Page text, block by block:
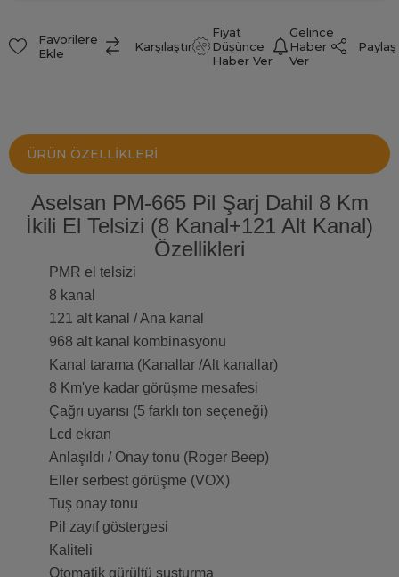
Favorilere
Ekle
Karşılaştır
Fiyat
Düşünce
Haber Ver
Gelince
Haber
Ver
Paylaş
ÜRÜN ÖZELLIKLERI
Aselsan PM-665 Pil Şarj Dahil 8 Km
İkili El Telsizi (8 Kanal+121 Alt Kanal)
Özellikleri
PMR el telsizi
8 kanal
121 alt kanal / Ana kanal
968 alt kanal kombinasyonu
Kanal tarama (Kanallar /Alt kanallar)
8 Km'ye kadar görüşme mesafesi
Çağrı uyarısı (5 farklı ton seçeneği)
Lcd ekran
Anlaşıldı / Onay tonu (Roger Beep)
Eller serbest görüşme (VOX)
Tuş onay tonu
Pil zayıf göstergesi
Kaliteli
Otomatik gürültü susturma